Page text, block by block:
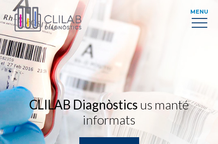
MENU
CLILAB Diagnòstics us manté
informats